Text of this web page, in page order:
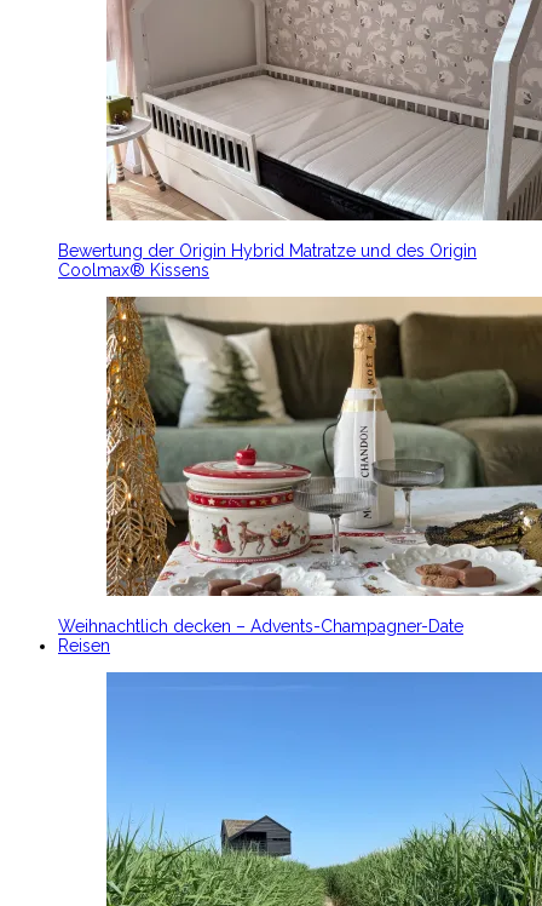
Bewertung der Origin Hybrid Matratze und des Origin
Coolmax® Kissens
Weihnachtlich decken – Advents-Champagner-Date
Reisen